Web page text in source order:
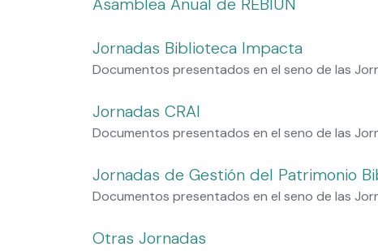
Jornadas Biblioteca Impacta
Documentos presentados en el seno de las
Jornadas CRAI
Documentos presentados en el seno de las
Jornadas de Gestión del Patrimonio
Documentos presentados en el seno de las
Otras Jornadas